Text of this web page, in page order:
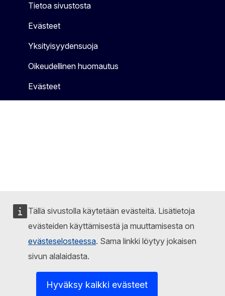
Tällä sivustolla käytetään evästeitä. Lisätietoja
evästeiden käyttämisestä ja muuttamisesta on
evästeselosteessa. Sama linkki löytyy jokaisen
sivun alalaidasta.
Hyväksy kaikki evästeet
Tietoa sivustosta
Evästeet
Yksityisyydensuoja
Oikeudellinen huomautus
Evästeet